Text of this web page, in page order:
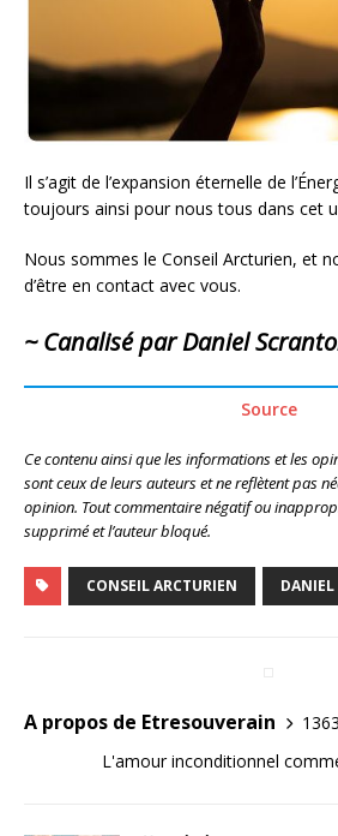
Il s’agit de l’expansion éternelle de
toujours ainsi pour nous tous dans cet
Nous sommes le Conseil Arcturien, et
d’être en contact avec vous.
~ Canalisé par Daniel
Source
Ce contenu ainsi que les informations et les
sont ceux de leurs auteurs et ne reflètent pas
opinion. Tout commentaire négatif ou
supprimé et l’auteur bloqué.
CONSEIL ARCTURIEN
A propos de Etresouverain
L'amour inconditionnel